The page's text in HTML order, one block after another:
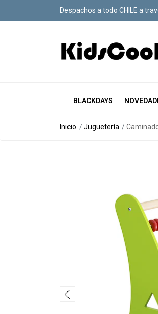
Despachos a todo CHILE a
BLACKDAYS
Inicio Juguetería